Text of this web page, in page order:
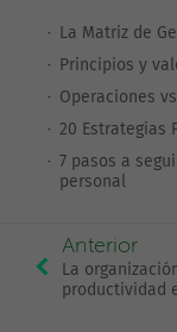
La Matriz de
Principios y
Operaciones
20 Estrategias
7 pasos a
personal
Anterior
La
productividad